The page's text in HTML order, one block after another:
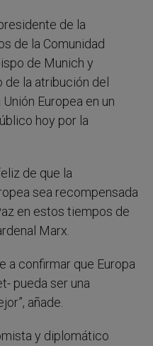
de la
de la Comunidad
de Munich y
de la atribución del
Europea en un
hoy por la
de que la
sea recompensada
en estos tiempos de
Marx.
a confirmar que Europa
pueda ser una
añade.
y diplomático